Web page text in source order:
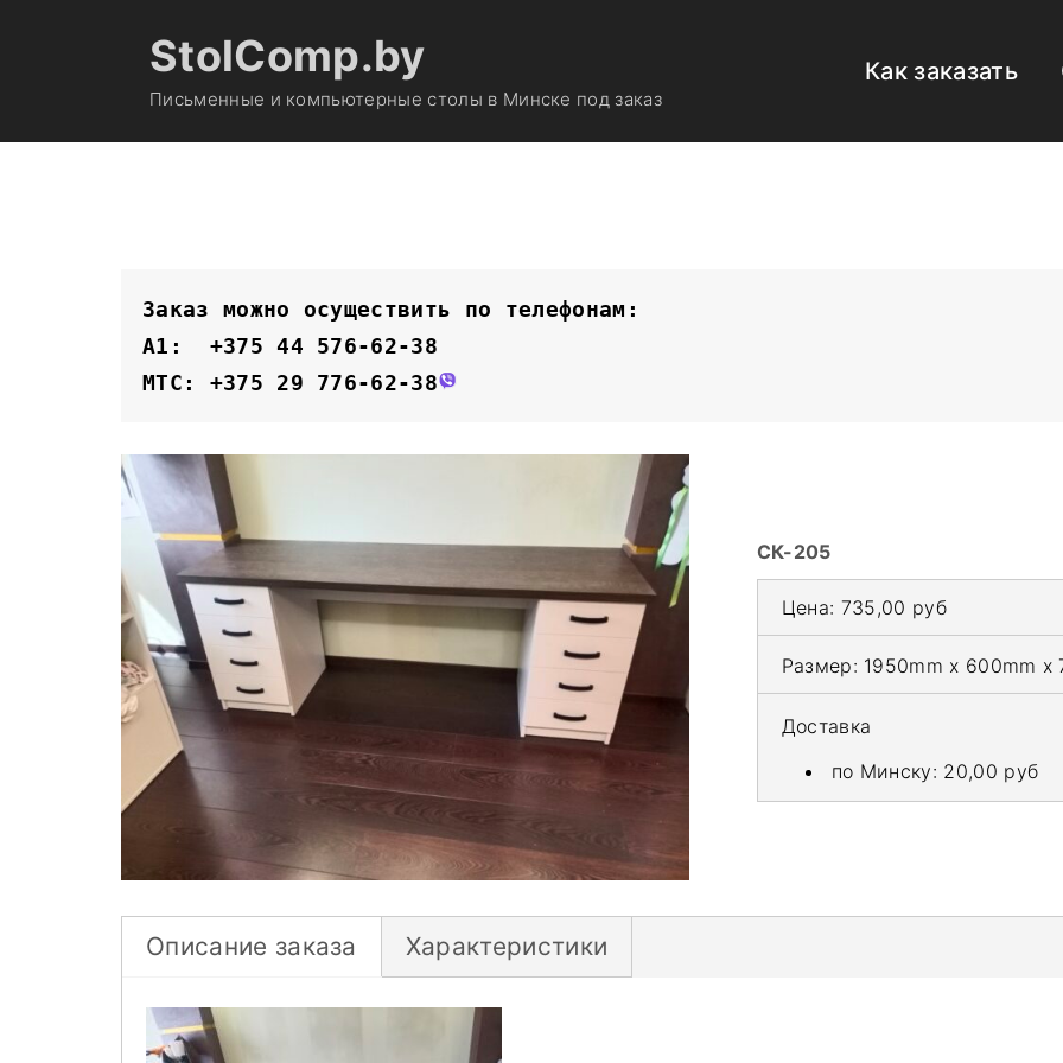
t
StolComp.by
Письменные и компьютерные столы в Минске под заказ
Как заказать
Заказ можно осуществить по телефонам:
A1:  +375 44 576-62-38
MTC: +375 29 776-62-38
СК-205
Цена: 735,00 руб
Размер: 1950mm x 600mm x
Доставка
по Минску: 20,00 руб
Описание заказа Характеристики